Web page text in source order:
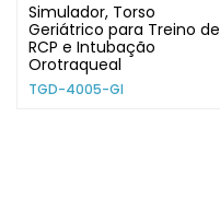
Simulador, Torso
Geriátrico para Treino de
RCP e Intubação
Orotraqueal
TGD-4005-GI